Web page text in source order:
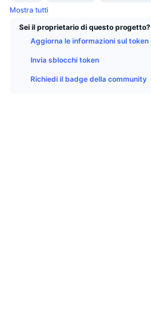
Mostra tutti
Sei il proprietario di questo progetto?
Aggiorna le informazioni sul token
Invia sblocchi token
Richiedi il badge della community